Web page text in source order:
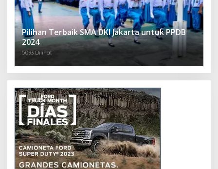
Pilihan Terbaik SMA DKI Jakarta untuk PPDB
2024
5093 Dilihat